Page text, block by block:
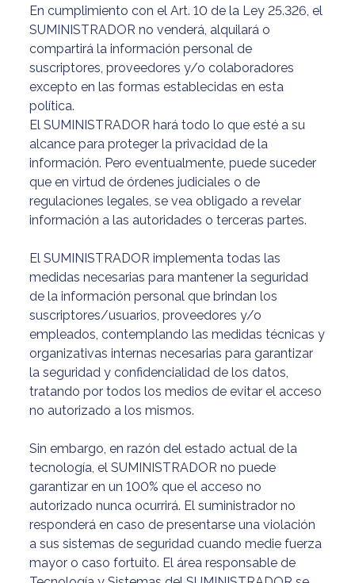
En cumplimiento con el Art. 10 de la Ley 25.326, el
SUMINISTRADOR no venderá, alquilará o
compartirá la información personal de
suscriptores, proveedores y/o colaboradores
excepto en las formas establecidas en esta
política.
El SUMINISTRADOR hará todo lo que esté a su
alcance para proteger la privacidad de la
información. Pero eventualmente, puede suceder
que en virtud de órdenes judiciales o de
regulaciones legales, se vea obligado a revelar
información a las autoridades o terceras partes.
El SUMINISTRADOR implementa todas las
medidas necesarias para mantener la seguridad
de la información personal que brindan los
suscriptores/usuarios, proveedores y/o
empleados, contemplando las medidas técnicas y
organizativas internas necesarias para garantizar
la seguridad y confidencialidad de los datos,
tratando por todos los medios de evitar el acceso
no autorizado a los mismos.
Sin embargo, en razón del estado actual de la
tecnología, el SUMINISTRADOR no puede
garantizar en un 100% que el acceso no
autorizado nunca ocurrirá. El suministrador no
responderá en caso de presentarse una violación
a sus sistemas de seguridad cuando medie fuerza
mayor o caso fortuito. El área responsable de